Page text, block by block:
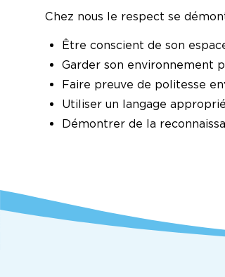
Chez nous le respect se
Être conscient de son
Garder son environnement
Faire preuve de politesse
Utiliser un langage
Démontrer de la